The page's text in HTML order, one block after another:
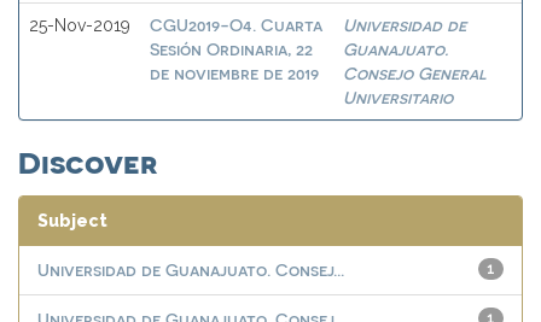
25-Nov-2019
CGU2019-O4. Cuarta
Sesión Ordinaria, 22
de noviembre de 2019
Universidad de
Guanajuato.
Consejo General
Universitario
Discover
Subject
1
Universidad de Guanajuato. Consej...
1